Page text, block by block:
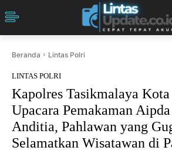
Beranda Lintas Polri
LINTAS POLRI
Kapolres Tasikmalaya
Upacara Pemakaman
Anditia, Pahlawan yang
Selamatkan Wisatawan di